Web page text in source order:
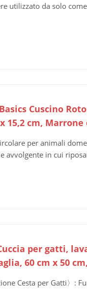
utilizzato da solo
Cuscino
x 15,2 cm,
per animali
avvolgente in cui
Cuccia per gatti,
60 cm x 50
Cesta per Gatti〉: